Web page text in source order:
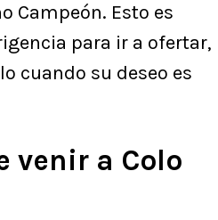
Campeón. Esto es
para ir a ofertar,
cuando su deseo es
venir a Colo